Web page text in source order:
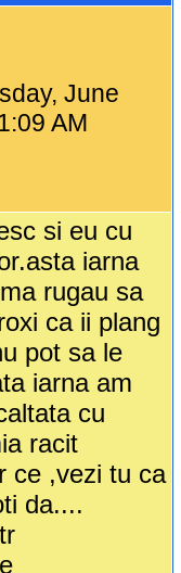
June
AM
si eu cu
iarna
rugau sa
ca ii plang
pot sa le
iarna am
cu
racit
ce ,vezi tu ca
da....